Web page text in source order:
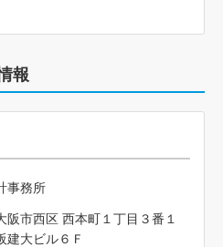
報
事務所
阪市西区 西本町１丁目３番１
建大ビル６Ｆ